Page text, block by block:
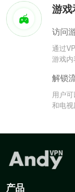
游
访问
通过
游戏内
解锁
用户
和电视
产品